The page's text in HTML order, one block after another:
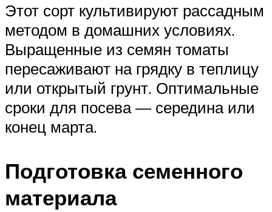
Этот сорт культивируют рассадным
методом в домашних условиях.
Выращенные из семян томаты
пересаживают на грядку в теплицу
или открытый грунт. Оптимальные
сроки для посева — середина или
конец марта.
Подготовка семенного
материала